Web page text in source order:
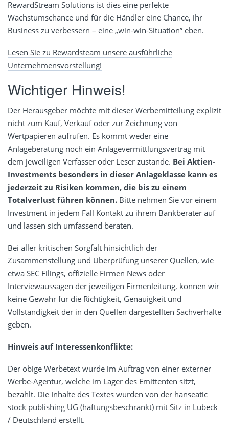
RewardStream Solutions ist dies eine perfekte
Wachstumschance und für die Händler eine Chance, ihr
Business zu verbessern – eine „win-win-Situation” eben.
Lesen Sie zu Rewardsteam unsere ausführliche
Unternehmensvorstellung!
Wichtiger Hinweis!
Der Herausgeber möchte mit dieser Werbemitteilung explizit
nicht zum Kauf, Verkauf oder zur Zeichnung von
Wertpapieren aufrufen. Es kommt weder eine
Anlageberatung noch ein Anlagevermittlungsvertrag mit
dem jeweiligen Verfasser oder Leser zustande. Bei Aktien-
Investments besonders in dieser Anlageklasse kann es
jederzeit zu Risiken kommen, die bis zu einem
Totalverlust führen können. Bitte nehmen Sie vor einem
Investment in jedem Fall Kontakt zu ihrem Bankberater auf
und lassen sich umfassend beraten.
Bei aller kritischen Sorgfalt hinsichtlich der
Zusammenstellung und Überprüfung unserer Quellen, wie
etwa SEC Filings, offizielle Firmen News oder
Interviewaussagen der jeweiligen Firmenleitung, können wir
keine Gewähr für die Richtigkeit, Genauigkeit und
Vollständigkeit der in den Quellen dargestellten Sachverhalte
geben.
Hinweis auf Interessenkonflikte:
Der obige Werbetext wurde im Auftrag von einer externer
Werbe-Agentur, welche im Lager des Emittenten sitzt,
bezahlt. Die Inhalte des Textes wurden von der hanseatic
stock publishing UG (haftungsbeschränkt) mit Sitz in Lübeck
/ Deutschland erstellt.